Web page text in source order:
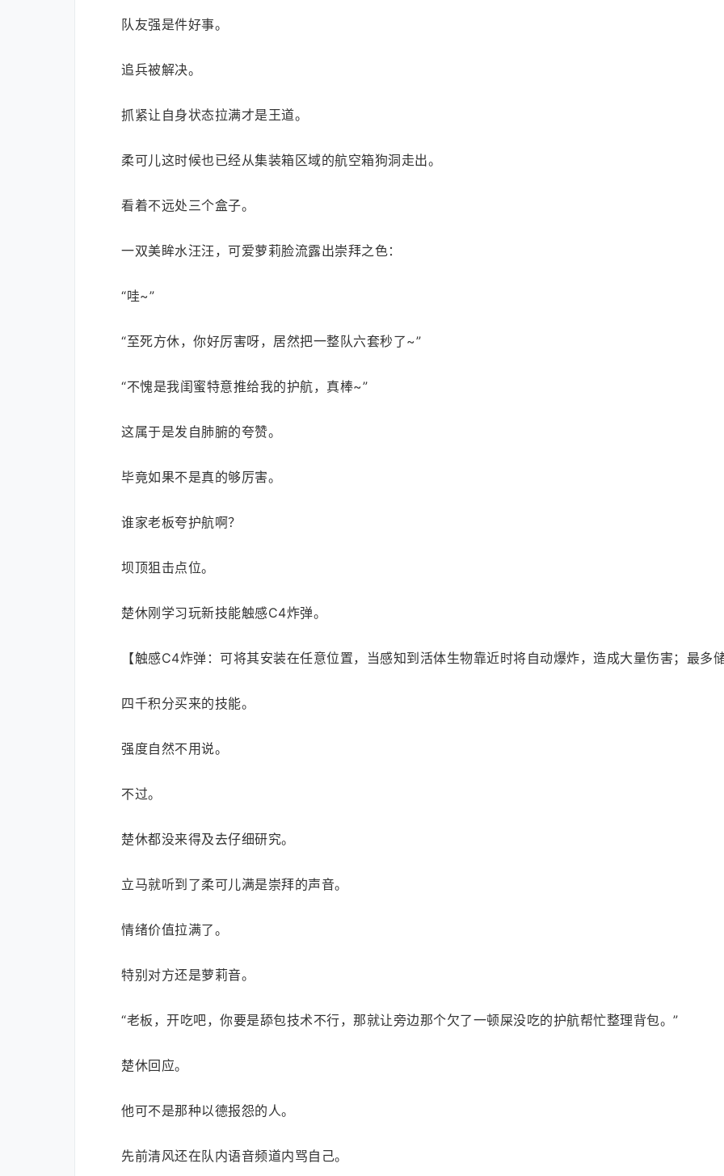
队友强是件好事。
追兵被解决。
抓紧让自身状态拉满才是王道。
柔可儿这时候也已经从集装箱区域的航空箱狗洞走出。
看着不远处三个盒子。
一双美眸水汪汪，可爱萝莉脸流露出崇拜之色：
“哇~”
“至死方休，你好厉害呀，居然把一整队六套秒了~”
“不愧是我闺蜜特意推给我的护航，真棒~”
这属于是发自肺腑的夸赞。
毕竟如果不是真的够厉害。
谁家老板夸护航啊？
坝顶狙击点位。
楚休刚学习玩新技能触感C4炸弹。
【触感C4炸弹：可将其安装在任意位置，当感知到活体生物靠近时将自动爆炸，造成大量伤害；最
四千积分买来的技能。
强度自然不用说。
不过。
楚休都没来得及去仔细研究。
立马就听到了柔可儿满是崇拜的声音。
情绪价值拉满了。
特别对方还是萝莉音。
“老板，开吃吧，你要是舔包技术不行，那就让旁边那个欠了一顿屎没吃的护航帮忙整理背包。”
楚休回应。
他可不是那种以德报怨的人。
先前清风还在队内语音频道内骂自己。